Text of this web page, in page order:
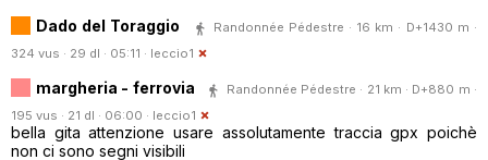
Dado del Toraggio
Randonnée Pédestre · 16 km · D+1430 m ·
324 vus · 29 dl · 05:11 · leccio1
margheria - ferrovia
Randonnée Pédestre · 21 km · D+880 m ·
195 vus · 21 dl · 06:00 · leccio1
bella gita attenzione usare assolutamente traccia gpx poichè
non ci sono segni visibili